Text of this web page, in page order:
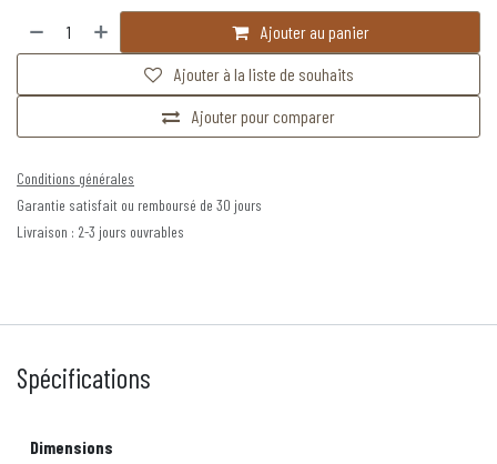
Ajouter au panier
Ajouter pour comparer
Ajouter à la liste de souhaits
Conditions générales
Garantie satisfait ou remboursé de 30 jours
Livraison : 2-3 jours ouvrables
Spécifications
Dimensions